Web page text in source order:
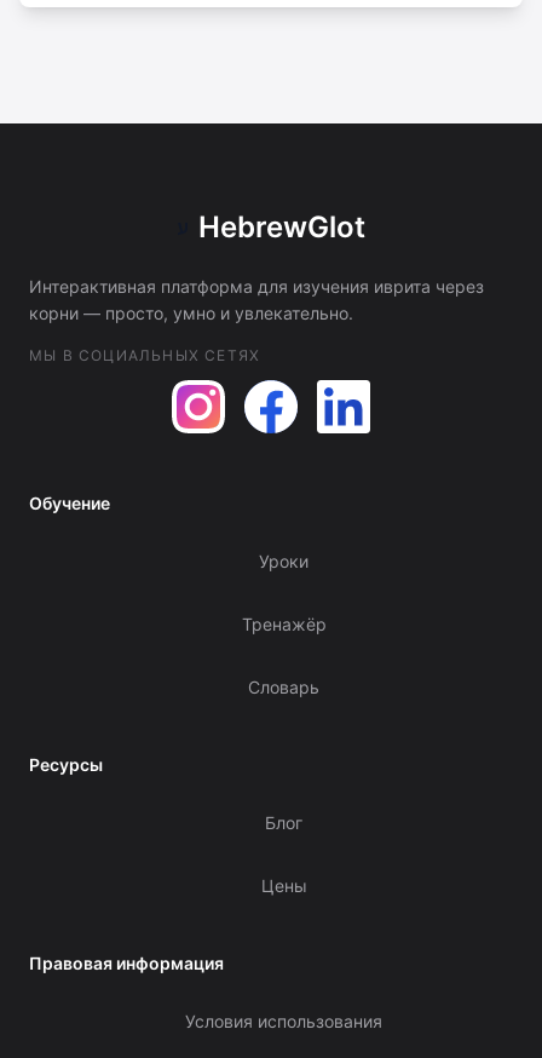
HebrewGlot
Интерактивная платформа для изучения иврита через
корни — просто, умно и увлекательно.
МЫ В СОЦИАЛЬНЫХ СЕТЯХ
Обучение
Уроки
Тренажёр
Словарь
Ресурсы
Блог
Цены
Правовая информация
Условия использования